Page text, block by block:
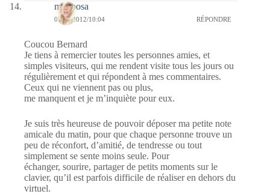
mariposa
07/09/2012/10:04 RÉPONDRE
Coucou Bernard
Je tiens à remercier toutes les personnes amies, et
simples visiteurs, qui me rendent visite tous les jours ou
régulièrement et qui répondent à mes commentaires.
Ceux qui ne viennent pas ou plus,
me manquent et je m’inquiète pour eux.
Je suis très heureuse de pouvoir déposer ma petite note
amicale du matin, pour que chaque personne trouve un
peu de réconfort, d’amitié, de tendresse ou tout
simplement se sente moins seule. Pour
échanger, sourire, partager de petits moments sur le
clavier, qu’il est parfois difficile de réaliser en dehors du
virtuel.